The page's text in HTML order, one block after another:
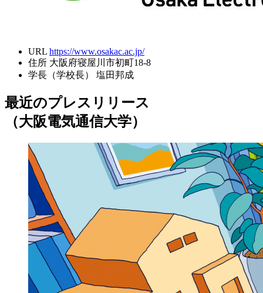
URL https://www.osakac.ac.jp/
住所 大阪府寝屋川市初町18-8
学長（学校長）
塩田邦成
最近のプレスリリース
（大阪電気通信大学）